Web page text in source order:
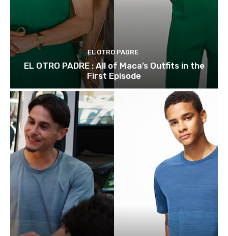
EL OTRO PADRE
EL OTRO PADRE : All of Maca’s Outfits in the
First Episode